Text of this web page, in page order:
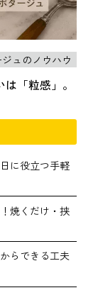
ュのノウハウ
「粒感」。
に役立つ手軽
焼くだけ・挟
らできる工夫